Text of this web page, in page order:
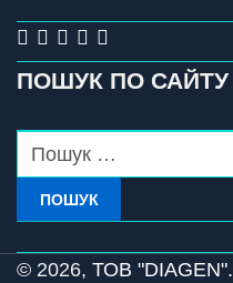
ПОШУК ПО САЙТУ
ПОШУК
© 2026, ТОВ "DIAGEN".